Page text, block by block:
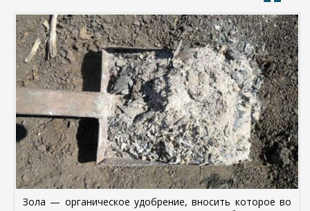
Зола — органическое удобрение, вносить которое во